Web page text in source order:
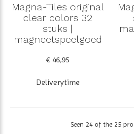
Magna-Tiles original
clear colors 32
stuks |
magneetspeelgoed
€ 46,95
Deliverytime
Seen 24 of the 25